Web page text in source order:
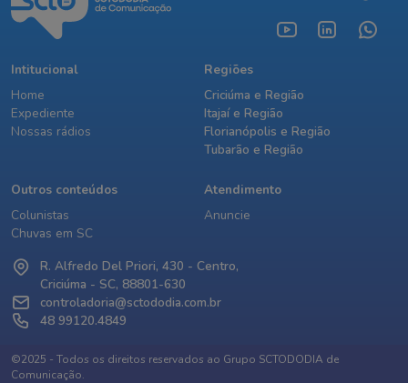
Intitucional
Home
Expediente
Nossas rádios
Regiões
Criciúma e Região
Itajaí e Região
Florianópolis e Região
Tubarão e Região
Outros conteúdos
Colunistas
Chuvas em SC
Atendimento
Anuncie
R. Alfredo Del Priori, 430 - Centro,
Criciúma - SC, 88801-630
controladoria@sctododia.com.br
48 99120.4849
©2025 - Todos os direitos reservados ao Grupo SCTODODIA de
Comunicação.